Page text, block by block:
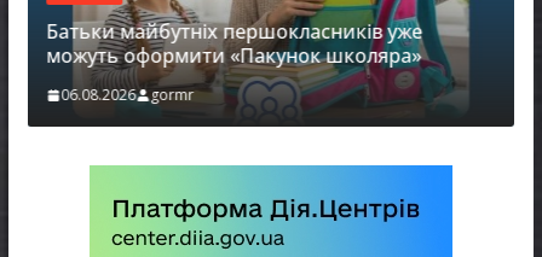
Батьки майбутніх першокласників уже
можуть оформити «Пакунок школяра»
06.08.2026 gormr